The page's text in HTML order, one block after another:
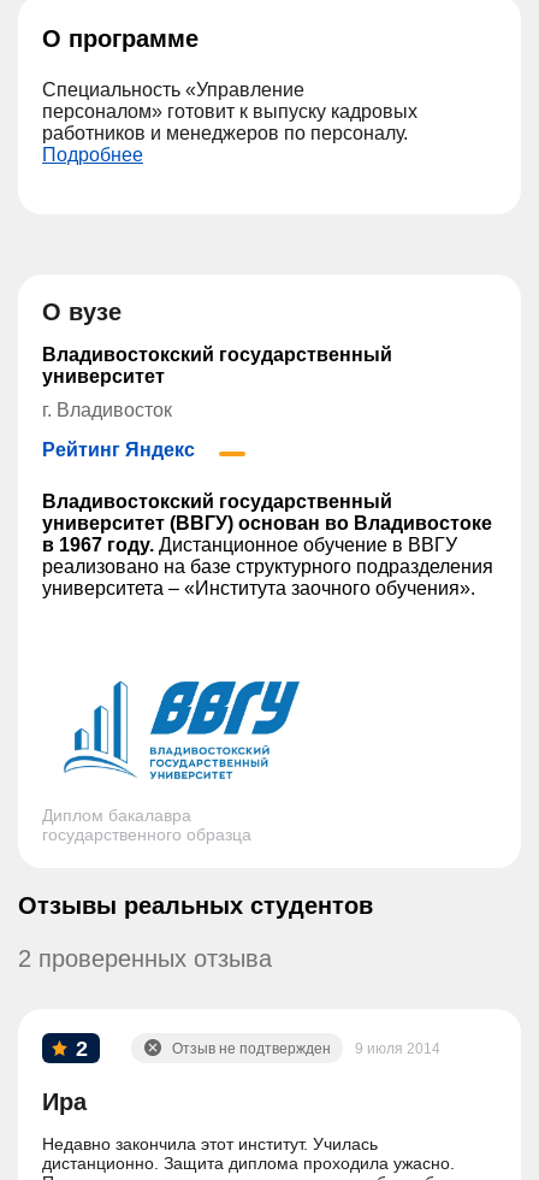
О программе
Специальность «Управление
персоналом» готовит к выпуску кадровых
работников и менеджеров по персоналу.
Подробнее
О вузе
Владивостокский государственный
университет
г. Владивосток
Рейтинг Яндекс
Владивостокский государственный
университет (ВВГУ) основан во Владивостоке
в 1967 году. Дистанционное обучение в ВВГУ
реализовано на базе структурного подразделения
университета – «Института заочного обучения».
Диплом бакалавра
государственного образца
Отзывы реальных студентов
2 проверенных отзыва
2
Ира
9 июля 2014
Отзыв не подтвержден
Недавно закончила этот институт. Училась
дистанционно. Защита диплома проходила ужасно.